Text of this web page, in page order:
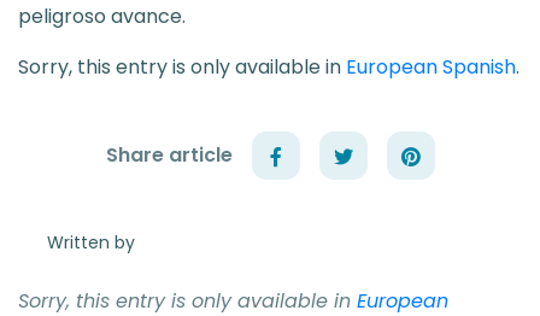
peligroso avance.
Sorry, this entry is only available in European Spanish.
Share article
Written by
Sorry, this entry is only available in European